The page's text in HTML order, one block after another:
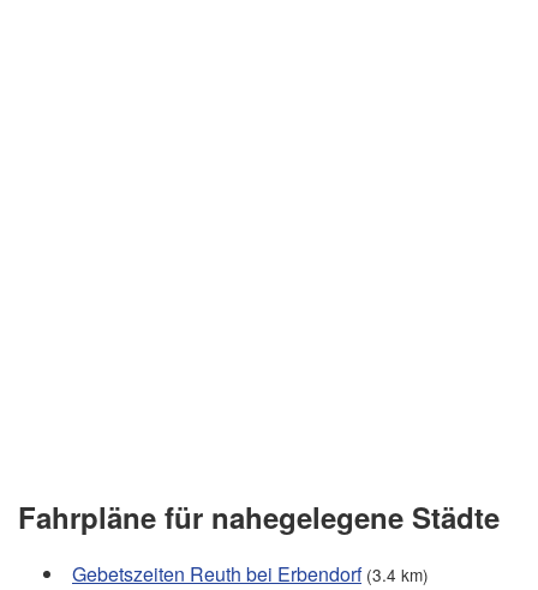
Fahrpläne für nahegelegene Städte
Gebetszeiten Reuth bei Erbendorf (3.4 km)